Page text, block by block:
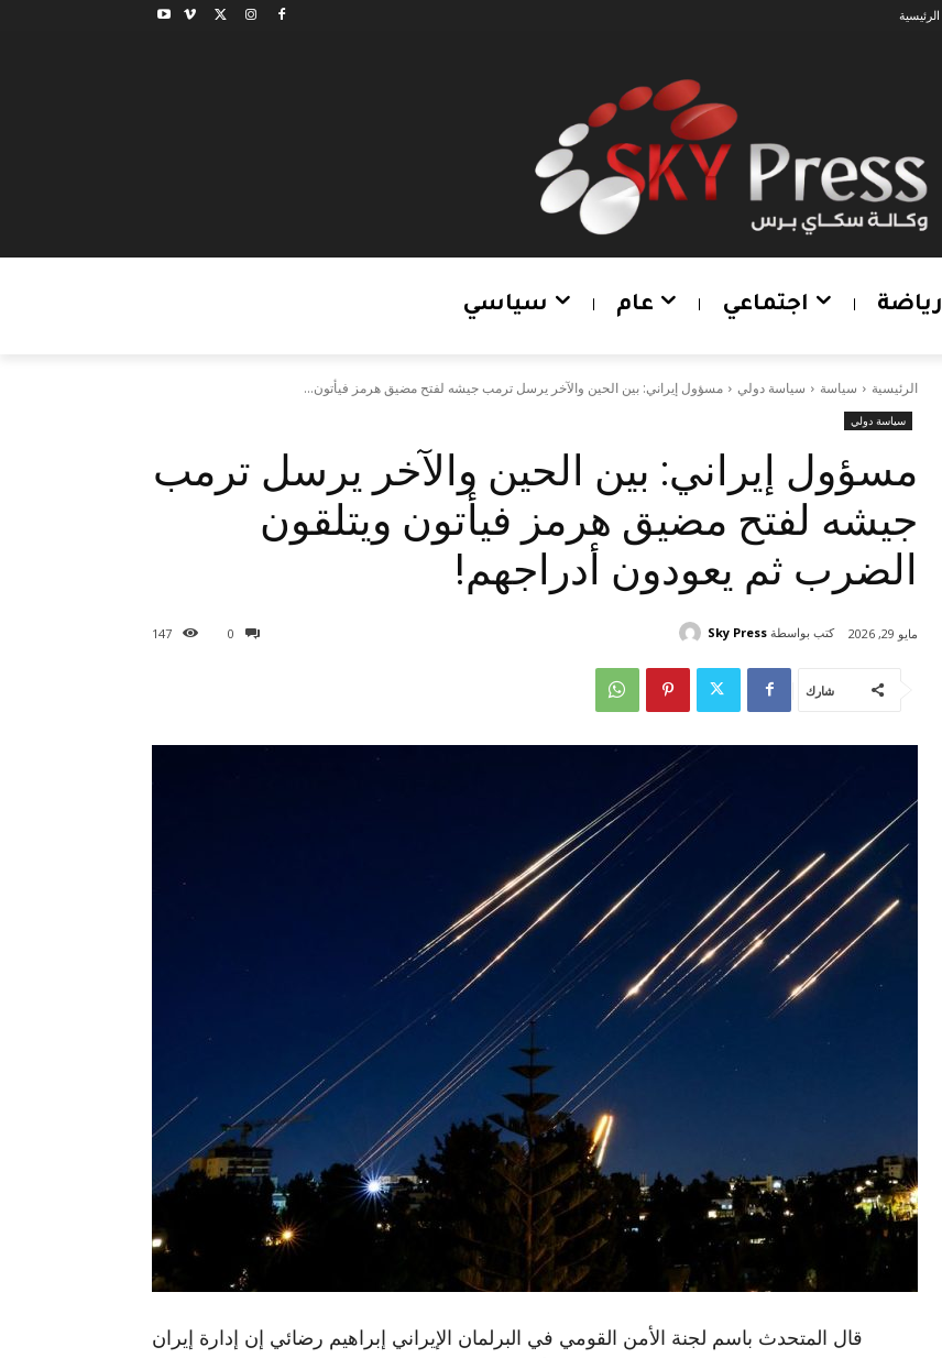
الرئيسية
رياضة اجتماعي عام سياسي
الرئيسية سياسة سياسة دولي مسؤول إيراني: بين الحين والآخر يرسل ترمب جيشه لفتح مضيق هرمز فيأتون...
سياسة دولي
مسؤول إيراني: بين الحين والآخر يرسل ترمب
جيشه لفتح مضيق هرمز فيأتون ويتلقون
الضرب ثم يعودون أدراجهم!
0
147 مايو 29, 2026 كتب بواسطة Sky Press
شارك
قال المتحدث باسم لجنة الأمن القومي في البرلمان الإيراني إبراهيم رضائي إن إدارة إيران